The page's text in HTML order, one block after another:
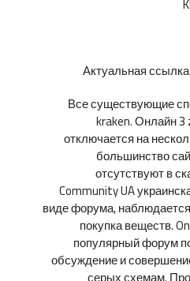
Все существующие
kraken. Онлайн
отключается на
большинство
отсутствуют в
Community UA
виде форума,
покупка веществ.
популярный форум
обсуждение и